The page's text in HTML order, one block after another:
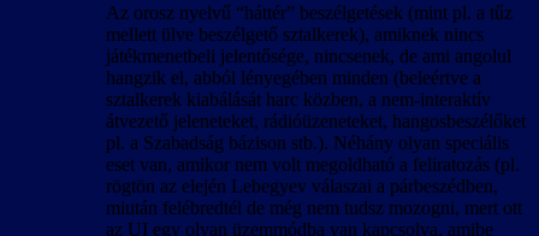
Az orosz nyelvű “háttér” beszélgetések (mint pl. a tűz
mellett ülve beszélgető sztalkerek), amiknek nincs
játékmenetbeli jelentősége, nincsenek, de ami angolul
hangzik el, abból lényegében minden (beleértve a
sztalkerek kiabálását harc közben, a nem-interaktív
átvezető jeleneteket, rádióüzeneteket, hangosbeszélőket
pl. a Szabadság bázison stb.). Néhány olyan speciális
eset van, amikor nem volt megoldható a feliratozás (pl.
rögtön az elején Lebegyev válaszai a párbeszédben,
miután felébredtél de még nem tudsz mozogni, mert ott
az UI egy olyan üzemmódba van kapcsolva, amibe